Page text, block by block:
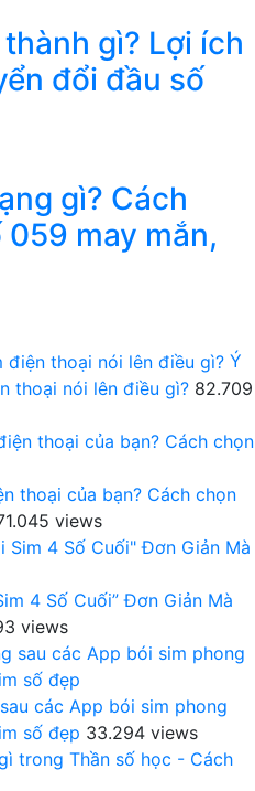
gì? Lợi ích
đổi đầu số
gì? Cách
may mắn,
Ý
thoại nói lên điều gì? 82.709
thoại của bạn? Cách chọn
views
4 Số Cuối” Đơn Giản Mà
views
các App bói sim phong
số đẹp 33.294 views